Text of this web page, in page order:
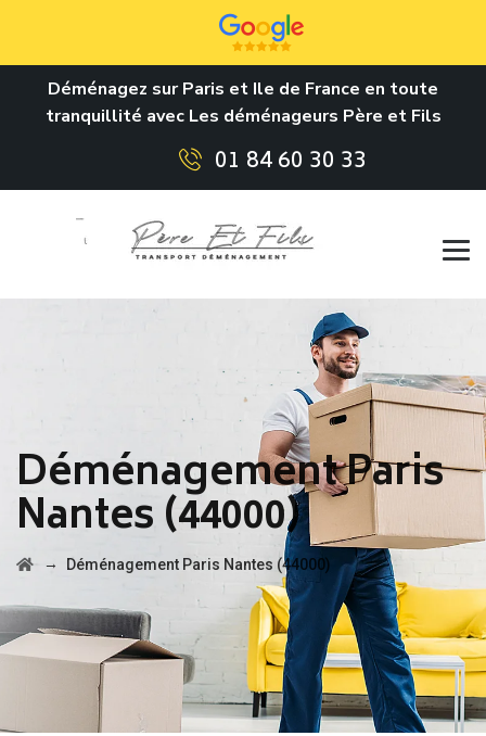
Déménagez sur Paris et Ile de France en toute
tranquillité avec Les déménageurs Père et Fils
01 84 60 30 33
Déménagement Paris
Nantes (44000)
→ Déménagement Paris Nantes (44000)